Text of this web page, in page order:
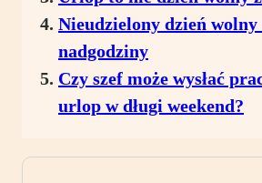
Nieudzielony dzień wolny
nadgodziny
Czy szef może wysłać
urlop w długi weekend?